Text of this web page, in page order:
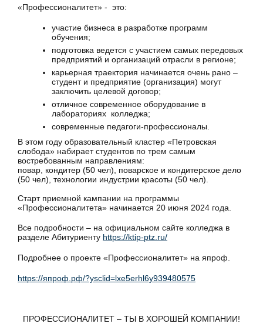
«Профессионалитет» - это:
участие бизнеса в разработке программ
обучения;
подготовка ведется с участием самых передовых
предприятий и организаций отрасли в регионе;
карьерная траектория начинается очень рано –
студент и предприятие (организация) могут
заключить целевой договор;
отличное современное оборудование в
лабораториях колледжа;
современные педагоги-профессионалы.
В этом году образовательный кластер «Петровская
слобода» набирает студентов по трем самым
востребованным направлениям:
повар, кондитер (50 чел), поварское и кондитерское дело
(50 чел), технологии индустрии красоты (50 чел).
Старт приемной кампании на программы
«Профессионалитета» начинается 20 июня 2024 года.
Все подробности – на официальном сайте колледжа в
разделе Абитуриенту https://ktip-ptz.ru/
Подробнее о проекте «Профессионалитет» на япроф.
https://япроф.рф/?ysclid=lxe5erhl6y939480575
ПРОФЕССИОНАЛИТЕТ – ТЫ В ХОРОШЕЙ КОМПАНИИ!